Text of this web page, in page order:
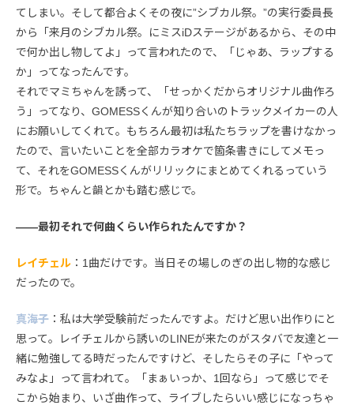
てしまい。そして都合よくその夜に”シブカル祭。”の実行委員長
から「来月のシブカル祭。にミスiDステージがあるから、その中
で何か出し物してよ」って言われたので、「じゃあ、ラップする
か」ってなったんです。
それでマミちゃんを誘って、「せっかくだからオリジナル曲作ろ
う」ってなり、GOMESSくんが知り合いのトラックメイカーの人
にお願いしてくれて。もちろん最初は私たちラップを書けなかっ
たので、言いたいことを全部カラオケで箇条書きにしてメモっ
て、それをGOMESSくんがリリックにまとめてくれるっていう
形で。ちゃんと韻とかも踏む感じで。
――最初それで何曲くらい作られたんですか？
レイチェル ：1曲だけです。当日その場しのぎの出し物的な感じ
だったので。
真海子 ：私は大学受験前だったんですよ。だけど思い出作りにと
思って。レイチェルから誘いのLINEが来たのがスタバで友達と一
緒に勉強してる時だったんですけど、そしたらその子に「やって
みなよ」って言われて。「まぁいっか、1回なら」って感じでそ
こから始まり、いざ曲作って、ライブしたらいい感じになっちゃ